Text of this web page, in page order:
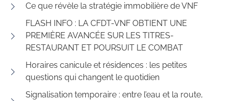
Ce que révèle la stratégie immobilière de VNF
FLASH INFO : LA CFDT-VNF OBTIENT UNE
PREMIÈRE AVANCÉE SUR LES TITRES-
RESTAURANT ET POURSUIT LE COMBAT
Horaires canicule et résidences : les petites
questions qui changent le quotidien
Signalisation temporaire : entre l’eau et la route,